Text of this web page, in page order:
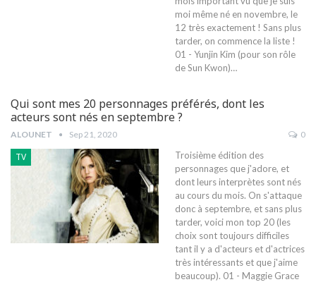
moi même né en novembre, le
12 très exactement ! Sans plus
tarder, on commence la liste !
01 - Yunjin Kim (pour son rôle
de Sun Kwon)…
Qui sont mes 20 personnages préférés, dont les
acteurs sont nés en septembre ?
ALOUNET Sep 21, 2020 0
TV
Troisième édition des
personnages que j'adore, et
dont leurs interprètes sont nés
au cours du mois. On s'attaque
donc à septembre, et sans plus
tarder, voici mon top 20 (les
choix sont toujours difficiles
tant il y a d'acteurs et d'actrices
très intéressants et que j'aime
beaucoup). 01 - Maggie Grace